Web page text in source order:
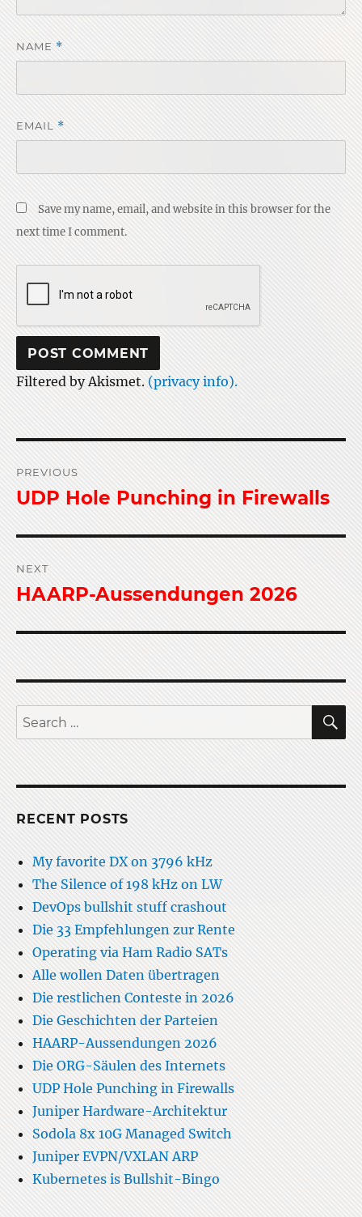
NAME *
EMAIL*
Save my name, email, and website in this browser for the
next time I comment.
Filtered by Akismet.(privacy info).
Post
navigation
PREVIOUS
Previous
post:
UDP Hole Punching in Firewalls
NEXT
Next
post:
HAARP-Aussendungen 2026
Search
for:
RECENT POSTS
My favorite DX on 3796 kHz
The Silence of 198 kHz on LW
DevOps bullshit stuff crashout
Die 33 Empfehlungen zur Rente
Operating via Ham Radio SATs
Alle wollen Daten übertragen
Die restlichen Conteste in 2026
Die Geschichten der Parteien
HAARP-Aussendungen 2026
Die ORG-Säulen des Internets
UDP Hole Punching in Firewalls
Juniper Hardware-Architektur
Sodola 8x 10G Managed Switch
Juniper EVPN/VXLAN ARP
Kubernetes is Bullshit-Bingo